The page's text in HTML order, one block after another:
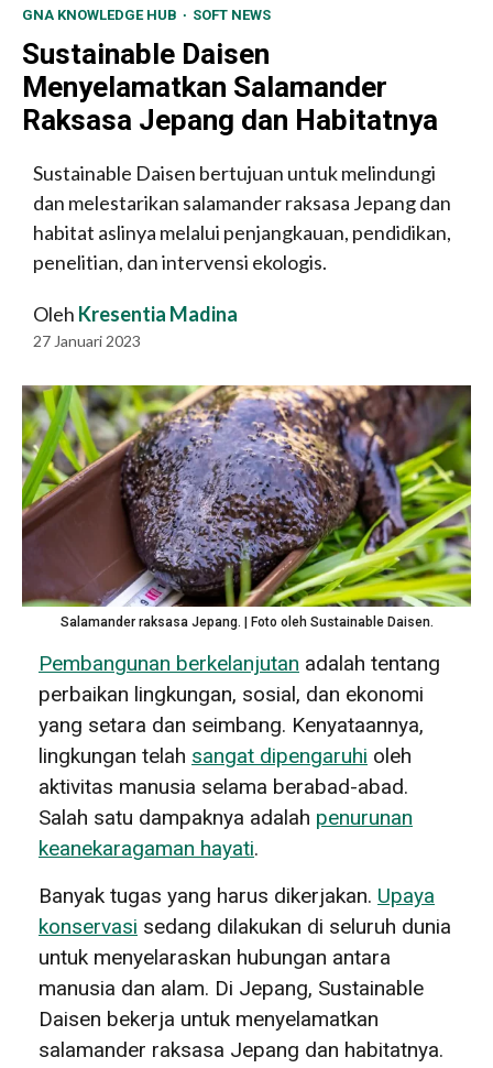
GNA KNOWLEDGE HUB SOFT NEWS
Sustainable Daisen
Menyelamatkan Salamander
Raksasa Jepang dan Habitatnya
Sustainable Daisen bertujuan untuk melindungi
dan melestarikan salamander raksasa Jepang dan
habitat aslinya melalui penjangkauan, pendidikan,
penelitian, dan intervensi ekologis.
Oleh Kresentia Madina
27 Januari 2023
Salamander raksasa Jepang. | Foto oleh Sustainable Daisen.
Pembangunan berkelanjutan adalah tentang
perbaikan lingkungan, sosial, dan ekonomi
yang setara dan seimbang. Kenyataannya,
lingkungan telah sangat dipengaruhi oleh
aktivitas manusia selama berabad-abad.
Salah satu dampaknya adalah penurunan
keanekaragaman hayati.
Banyak tugas yang harus dikerjakan. Upaya
konservasi sedang dilakukan di seluruh dunia
untuk menyelaraskan hubungan antara
manusia dan alam. Di Jepang, Sustainable
Daisen bekerja untuk menyelamatkan
salamander raksasa Jepang dan habitatnya.